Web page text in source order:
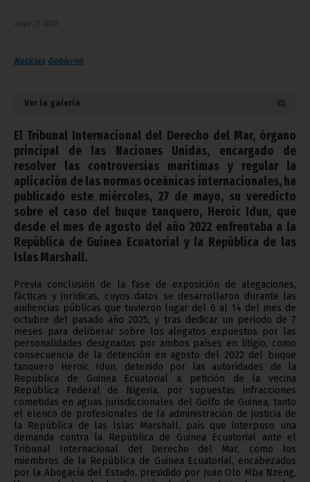
mayo 27, 2026
Noticias Gobierno
Ver la galería
El Tribunal Internacional del Derecho del Mar, órgano
principal de las Naciones Unidas, encargado de
resolver las controversias marítimas y regular la
aplicación de las normas oceánicas internacionales, ha
publicado este miércoles, 27 de mayo, su veredicto
sobre el caso del buque tanquero, Heroic Idun, que
desde el mes de agosto del año 2022 enfrentaba a la
República de Guinea Ecuatorial y la República de las
Islas Marshall.
Previa conclusión de la fase de exposición de alegaciones,
fácticas y jurídicas, cuyos datos se desarrollaron durante las
audiencias públicas que tuvieron lugar del 6 al 14 del mes de
octubre del pasado año 2025, y tras dedicar un periodo de 7
meses para deliberar sobre los alegatos expuestos por las
personalidades designadas por ambos países en litigio, como
consecuencia de la detención en agosto del 2022 del buque
tanquero Heroic Idun, detenido por las autoridades de la
República de Guinea Ecuatorial a petición de la vecina
República Federal de Nigeria, por supuestas infracciones
cometidas en aguas jurisdiccionales del Golfo de Guinea, tanto
el elenco de profesionales de la administración de justicia de
la República de las Islas Marshall, país que interpuso una
demanda contra la República de Guinea Ecuatorial ante el
Tribunal Internacional del Derecho del Mar, como los
miembros de la República de Guinea Ecuatorial, encabezados
por la Abogacía del Estado, presidido por Juan Olo Mba Nzeng,